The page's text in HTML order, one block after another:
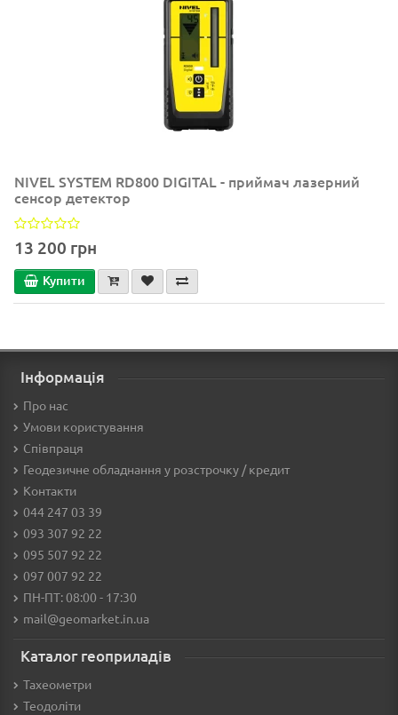
NIVEL SYSTEM RD800 DIGITAL - приймач лазерний
сенсор детектор
13 200 грн
Купити
Інформація
Про нас
Умови користування
Співпраця
Геодезичне обладнання у розстрочку / кредит
Контакти
044 247 03 39
093 307 92 22
095 507 92 22
097 007 92 22
ПН-ПТ: 08:00 - 17:30
mail@geomarket.in.ua
Каталог геоприладів
Тахеометри
Теодоліти